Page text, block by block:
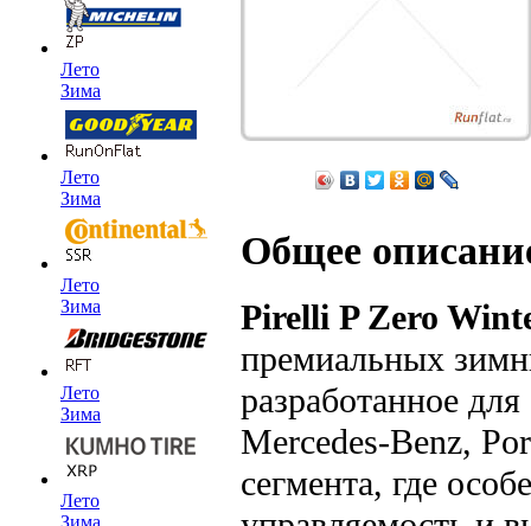
Лето
Зима
Лето
Зима
Лето
Зима
Лето
Зима
Лето
Зима
Общее
Pirelli P Zero
премиальных
разработанное
Mercedes-Benz,
сегмента, где